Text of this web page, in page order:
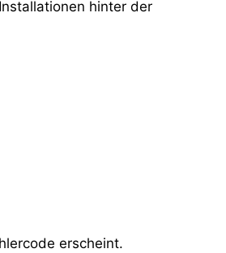
hinter der
erscheint.